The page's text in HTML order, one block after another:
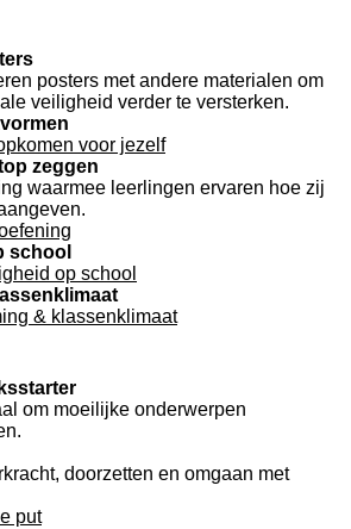
posters met andere materialen om
veiligheid verder te versterken.
voor jezelf
zeggen
waarmee leerlingen ervaren hoe zij
school
op school
& klassenklimaat
om moeilijke onderwerpen
doorzetten en omgaan met
put